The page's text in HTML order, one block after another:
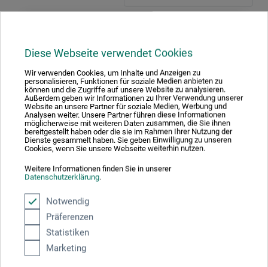
Diese Webseite verwendet Cookies
Wir verwenden Cookies, um Inhalte und Anzeigen zu
personalisieren, Funktionen für soziale Medien anbieten zu
können und die Zugriffe auf unsere Website zu analysieren.
Außerdem geben wir Informationen zu Ihrer Verwendung unserer
Website an unsere Partner für soziale Medien, Werbung und
Analysen weiter. Unsere Partner führen diese Informationen
möglicherweise mit weiteren Daten zusammen, die Sie ihnen
bereitgestellt haben oder die sie im Rahmen Ihrer Nutzung der
Dienste gesammelt haben. Sie geben Einwilligung zu unseren
Cookies, wenn Sie unsere Webseite weiterhin nutzen.
Weitere Informationen finden Sie in unserer
Datenschutzerklärung.
Notwendig
Präferenzen
Statistiken
Marketing
4 Sterne
3 Sterne
2 Sterne
0
1 Sterne
0
Produkt bewerten
my favourite